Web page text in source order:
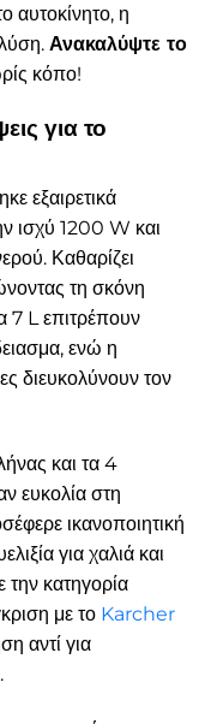
αυτοκίνητο, η
Ανακαλύψτε το
κόπο!
για το
εξαιρετικά
ισχύ 1200 W και
Καθαρίζει
τη σκόνη
7 L επιτρέπουν
ενώ η
διευκολύνουν τον
και τα 4
ευκολία στη
ικανοποιητική
για χαλιά και
την κατηγορία
με το Karcher
αντί για